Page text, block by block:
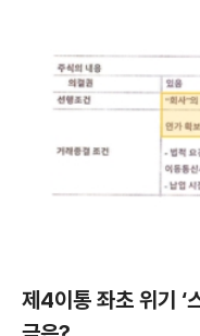
제4이통 좌초 위기 ‘